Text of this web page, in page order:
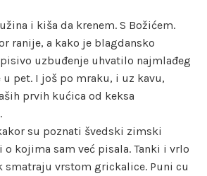
i kiša da krenem. S Božićem.
ranije, a kako je blagdansko
uzbuđenje uhvatilo najmlađeg
pet. I još po mraku, i uz kavu,
prvih kućica od keksa
su poznati švedski zimski
kojima sam već pisala. Tanki i vrlo
smatraju vrstom grickalice. Puni cu